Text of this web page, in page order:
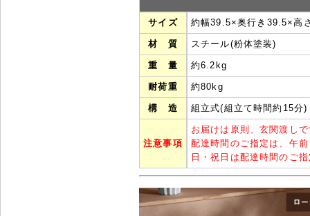
サイズ 約幅39.5×奥行き39.5×高
材 質 スチール(粉体塗装)
重 量 約6.2kg
耐荷重 約80kg
構 造 組立式(組立て時間約15分)
注意事項
お届けは原則、玄関渡し
配達時間のご指定は、午
日・祝日は配達時間のご